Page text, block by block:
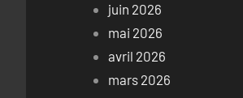
juin 2026
mai 2026
avril 2026
mars 2026